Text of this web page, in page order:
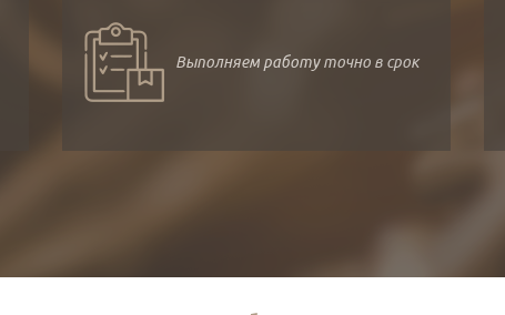
Выполняем работу точно в срок